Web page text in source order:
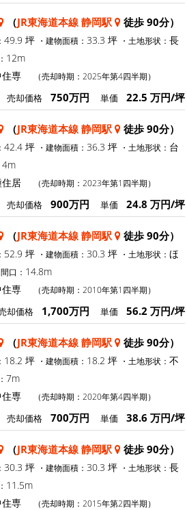
（JR東海道本線 静岡駅 徒歩 90分）
49.9 坪 ・建物面積： 33.3 坪 ・土地形状： 長
12m
住専 （売却時期：2025年第4四半期）
売却価格 750万円 単価 22.5 万円/坪
（JR東海道本線 静岡駅 徒歩 90分）
42.4 坪 ・建物面積： 36.3 坪 ・土地形状： 台
住居 （売却時期：2023年第1四半期）
売却価格 900万円 単価 24.8 万円/坪
（JR東海道本線 静岡駅 徒歩 90分）
52.9 坪 ・建物面積： 30.3 坪 ・土地形状： ほ
間口： 14.8m
住専 （売却時期：2010年第1四半期）
却価格 1,700万円 単価 56.2 万円/坪
（JR東海道本線 静岡駅 徒歩 90分）
18.2 坪 ・建物面積： 18.2 坪 ・土地形状： 不
7m
住専 （売却時期：2020年第4四半期）
売却価格 700万円 単価 38.6 万円/坪
（JR東海道本線 静岡駅 徒歩 90分）
30.3 坪 ・建物面積： 30.3 坪 ・土地形状： 長
11.5m
住専 （売却時期：2015年第2四半期）